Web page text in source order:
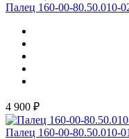
Палец 160-00-80.50.010-
4 900 ₽
Палец 160-00-80.50.010-01